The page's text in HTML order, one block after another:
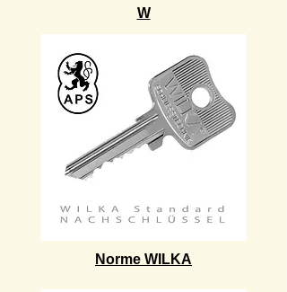
W
Norme WILKA